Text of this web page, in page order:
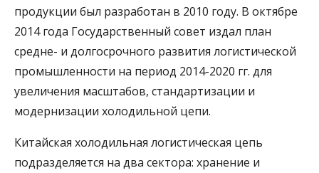
продукции был разработан в 2010 году. В октябре
2014 года Государственный совет издал план
средне- и долгосрочного развития логистической
промышленности на период 2014-2020 гг. для
увеличения масштабов, стандартизации и
модернизации холодильной цепи.
Китайская холодильная логистическая цепь
подразделяется на два сектора: хранение и